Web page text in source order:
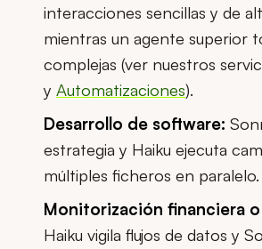
interacciones sencillas y de
mientras un agente superior
complejas (ver nuestros
y Automatizaciones).
Desarrollo de software:
estrategia y Haiku ejecuta
múltiples ficheros en paralelo.
Monitorización financiera
Haiku vigila flujos de datos y